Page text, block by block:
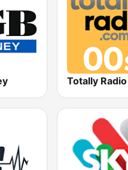
Totally